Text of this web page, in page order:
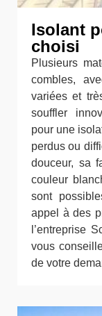
Isolant
choisi
Plusieurs
combles,
variées et
souffler
pour une
perdus ou
douceur, sa
couleur
sont
appel à des
l’entreprise
vous
de votre